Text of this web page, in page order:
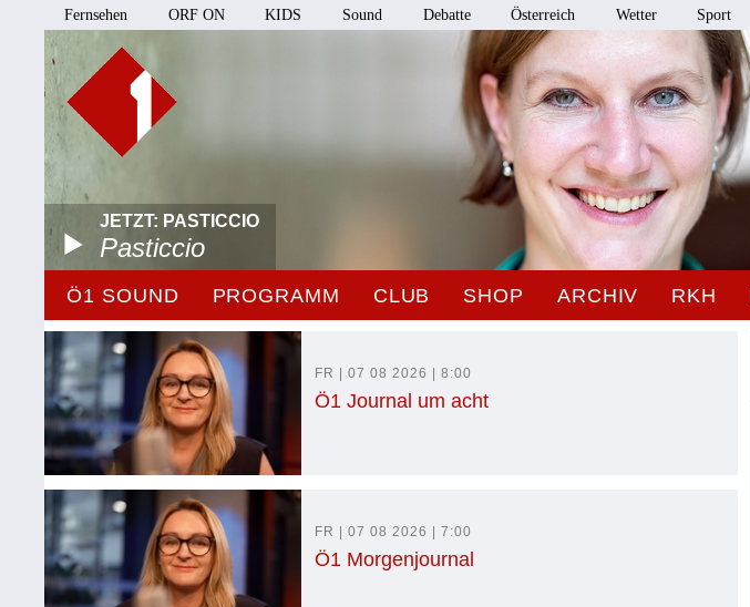
Fernsehen ORF ON KIDS Sound Debatte Österreich Wetter Sport
JETZT: PASTICCIO
Pasticcio
Ö1 SOUND PROGRAMM CLUB SHOP ARCHIV RKH
FR | 07 08 2026 | 8:00
Ö1 Journal um acht
FR | 07 08 2026 | 7:00
Ö1 Morgenjournal